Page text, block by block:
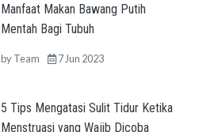
Manfaat Makan Bawang Putih
Mentah Bagi Tubuh
byTeam 7 Jun 2023
5 Tips Mengatasi Sulit Tidur Ketika
Menstruasi yang Wajib Dicoba